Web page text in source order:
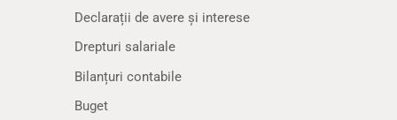
Declarații de avere și interese
Drepturi salariale
Bilanțuri contabile
Buget